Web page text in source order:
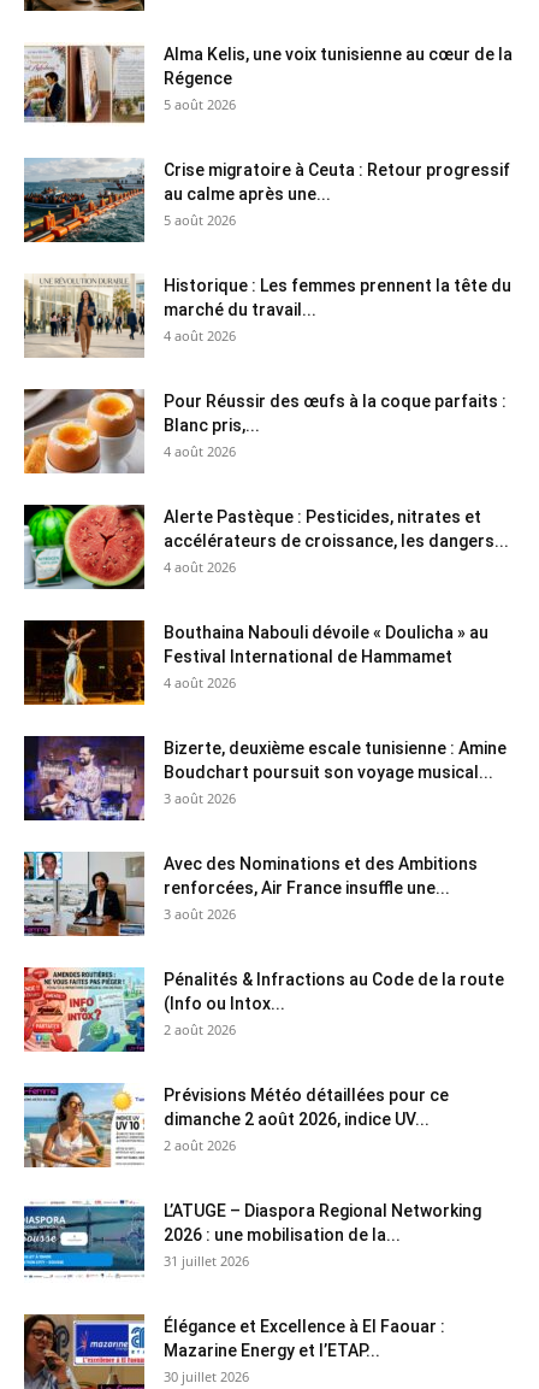
Alma Kelis, une voix tunisienne au cœur de la
Régence
5 août 2026
Crise migratoire à Ceuta : Retour progressif
au calme après une...
5 août 2026
Historique : Les femmes prennent la tête du
marché du travail...
4 août 2026
Pour Réussir des œufs à la coque parfaits :
Blanc pris,...
4 août 2026
Alerte Pastèque : Pesticides, nitrates et
accélérateurs de croissance, les dangers...
4 août 2026
Bouthaina Nabouli dévoile « Doulicha » au
Festival International de Hammamet
4 août 2026
Bizerte, deuxième escale tunisienne : Amine
Boudchart poursuit son voyage musical...
3 août 2026
Avec des Nominations et des Ambitions
renforcées, Air France insuffle une...
3 août 2026
Pénalités & Infractions au Code de la route
(Info ou Intox...
2 août 2026
Prévisions Météo détaillées pour ce
dimanche 2 août 2026, indice UV...
2 août 2026
L’ATUGE – Diaspora Regional Networking
2026 : une mobilisation de la...
31 juillet 2026
Élégance et Excellence à El Faouar :
Mazarine Energy et l’ETAP...
30 juillet 2026